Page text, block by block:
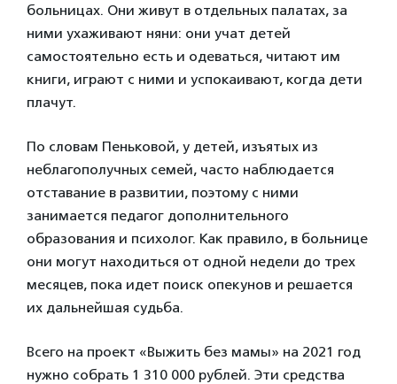
больницах. Они живут в отдельных палатах, за
ними ухаживают няни: они учат детей
самостоятельно есть и одеваться, читают им
книги, играют с ними и успокаивают, когда дети
плачут.
По словам Пеньковой, у детей, изъятых из
неблагополучных семей, часто наблюдается
отставание в развитии, поэтому с ними
занимается педагог дополнительного
образования и психолог. Как правило, в больнице
они могут находиться от одной недели до трех
месяцев, пока идет поиск опекунов и решается
их дальнейшая судьба.
Всего на проект «Выжить без мамы» на 2021 год
нужно собрать 1 310 000 рублей. Эти средства